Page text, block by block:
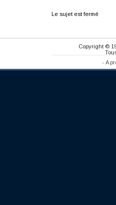
Le sujet est fermé
Copyright ©
- A